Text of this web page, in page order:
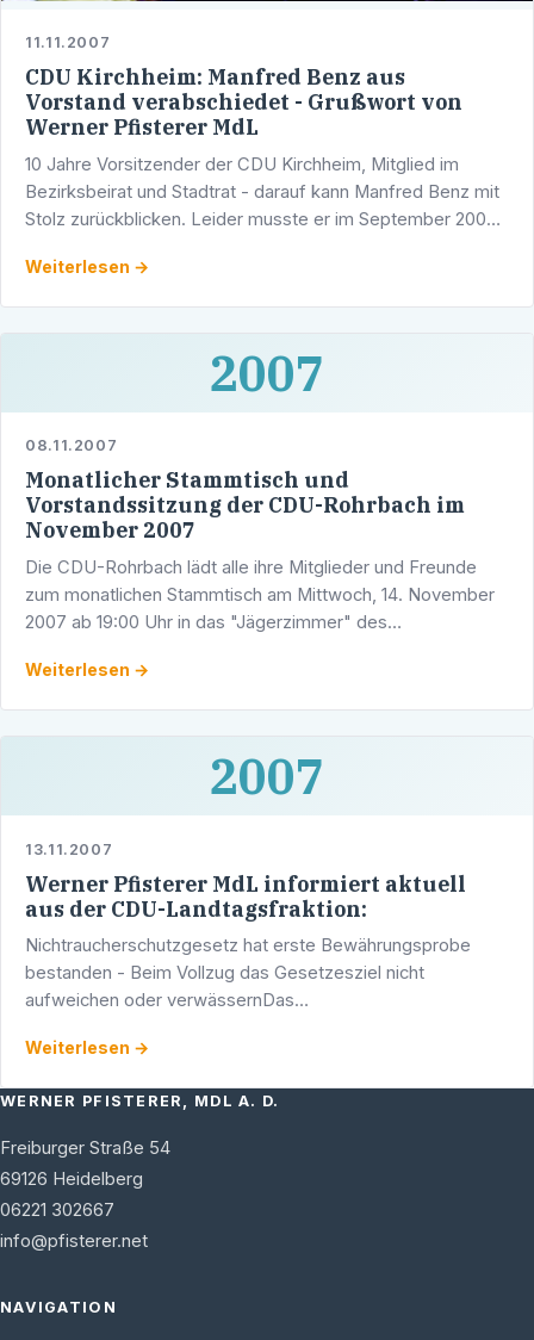
11.11.2007
CDU Kirchheim: Manfred Benz aus
Vorstand verabschiedet - Grußwort von
Werner Pfisterer MdL
10 Jahre Vorsitzender der CDU Kirchheim, Mitglied im
Bezirksbeirat und Stadtrat - darauf kann Manfred Benz mit
Stolz zurückblicken. Leider musste er im September 2007
Weiterlesen →
2007
08.11.2007
Monatlicher Stammtisch und
Vorstandssitzung der CDU-Rohrbach im
November 2007
Die CDU-Rohrbach lädt alle ihre Mitglieder und Freunde
zum monatlichen Stammtisch am Mittwoch, 14. November
2007 ab 19:00 Uhr in das "Jägerzimmer" des
Rohrbach ganz …
Weiterlesen →
2007
13.11.2007
Werner Pfisterer MdL informiert aktuell
aus der CDU-Landtagsfraktion:
Nichtraucherschutzgesetz hat erste Bewährungsprobe
bestanden - Beim Vollzug das Gesetzesziel nicht
aufweichen oder verwässernDas
2007 den Nichtraucherschutz in …
Weiterlesen →
WERNER PFISTERER, MDL A. D.
Freiburger Straße 54
69126 Heidelberg
06221 302667
info@pfisterer.net
NAVIGATION